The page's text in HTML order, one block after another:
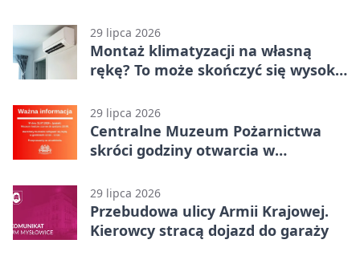
29 lipca 2026
Montaż klimatyzacji na własną
rękę? To może skończyć się wysoką
29 lipca 2026
Centralne Muzeum Pożarnictwa
skróci godziny otwarcia w
29 lipca 2026
Przebudowa ulicy Armii Krajowej.
Kierowcy stracą dojazd do garaży